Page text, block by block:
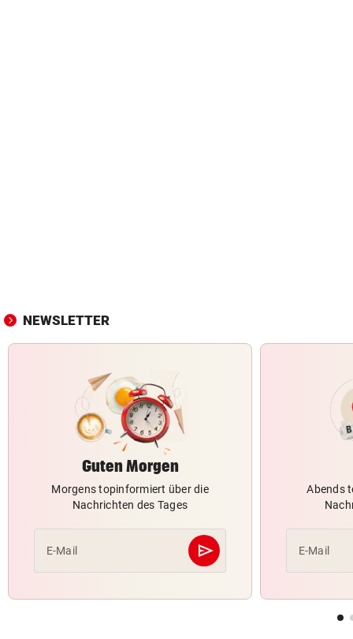
NEWSLETTER
Guten Morgen
Morgens topinformiert über die
Nachrichten des Tages
E-Mail send
Abschicken
Abends
E-Mail